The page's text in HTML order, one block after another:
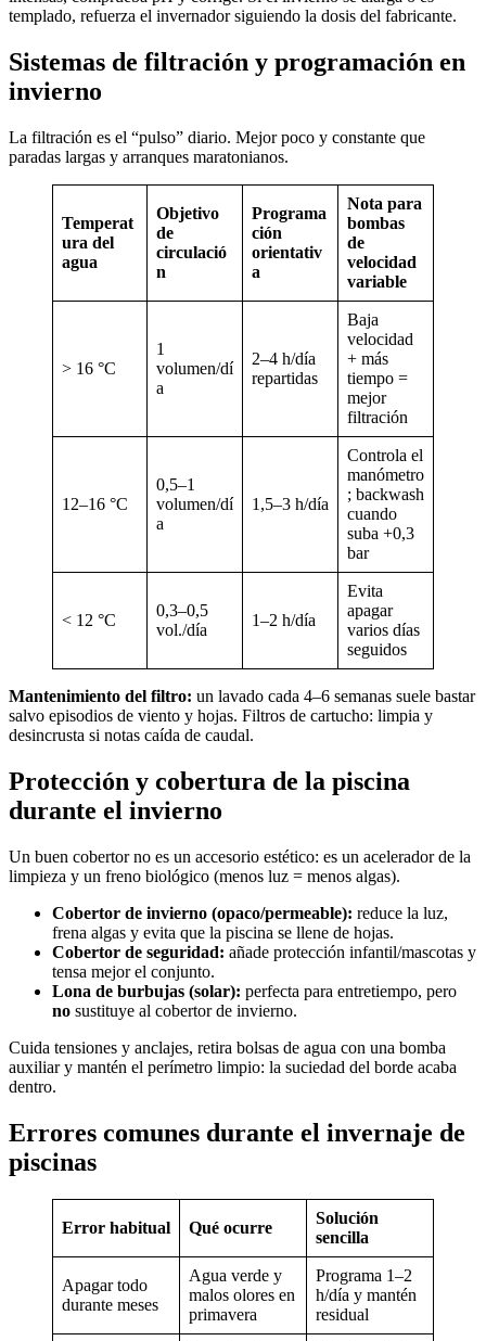
templado, refuerza el invernador siguiendo la dosis del fabricante.
Sistemas de filtración y programación en
invierno
La filtración es el “pulso” diario. Mejor poco y constante que
paradas largas y arranques maratonianos.
Temperat
ura del
agua
Objetivo
de
circulació
n
Programa
ción
orientativ
a
Nota para
bombas
de
velocidad
variable
> 16 °C
1
volumen/dí
a
2–4 h/día
repartidas
Baja
velocidad
+ más
tiempo =
mejor
filtración
12–16 °C
0,5–1
volumen/dí
a
1,5–3 h/día
Controla el
manómetro
; backwash
cuando
suba +0,3
bar
< 12 °C
0,3–0,5
vol./día
1–2 h/día
Evita
apagar
varios días
seguidos
Mantenimiento del filtro: un lavado cada 4–6 semanas suele bastar
salvo episodios de viento y hojas. Filtros de cartucho: limpia y
desincrusta si notas caída de caudal.
Protección y cobertura de la piscina
durante el invierno
Un buen cobertor no es un accesorio estético: es un acelerador de la
limpieza y un freno biológico (menos luz = menos algas).
Cobertor de invierno (opaco/permeable): reduce la luz,
frena algas y evita que la piscina se llene de hojas.
Cobertor de seguridad: añade protección infantil/mascotas y
tensa mejor el conjunto.
Lona de burbujas (solar): perfecta para entretiempo, pero
no sustituye al cobertor de invierno.
Cuida tensiones y anclajes, retira bolsas de agua con una bomba
auxiliar y mantén el perímetro limpio: la suciedad del borde acaba
dentro.
Errores comunes durante el invernaje de
piscinas
Error habitual Qué ocurre
Solución
sencilla
Apagar todo
durante meses
Agua verde y
malos olores en
primavera
Programa 1–2
h/día y mantén
residual